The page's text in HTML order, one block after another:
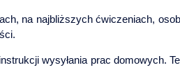
na najbliższych ćwiczeniach,
wysyłania prac domowych.